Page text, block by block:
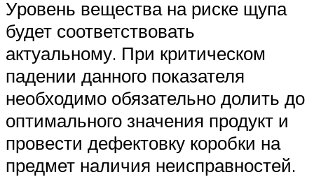
Уровень вещества на риске щупа
будет соответствовать
актуальному. При критическом
падении данного показателя
необходимо обязательно долить до
оптимального значения продукт и
провести дефектовку коробки на
предмет наличия неисправностей.